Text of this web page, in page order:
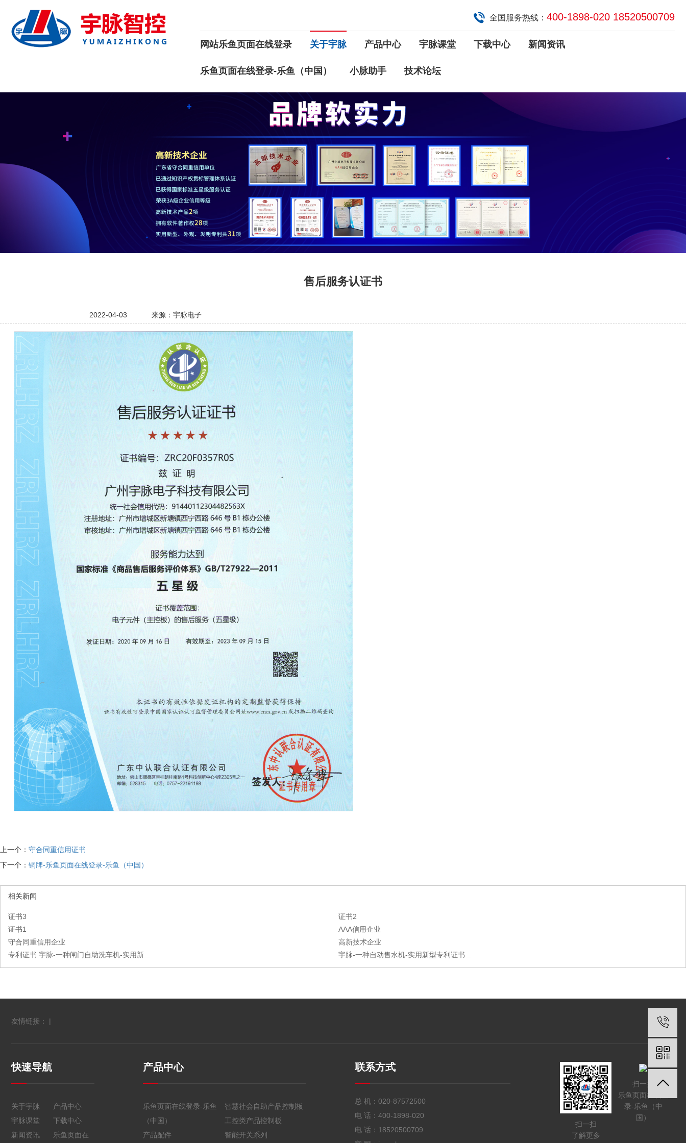
全国服务热线： 400-1898-020 18520500709
网站乐鱼页面在线登录 关于宇脉 产品中心 宇脉课堂 下载中心 新闻资讯
乐鱼页面在线登录-乐鱼（中国） 小脉助手 技术论坛
售后服务认证书
2022-04-03 来源：宇脉电子
上一个： 守合同重信用证书
下一个： 铜牌-乐鱼页面在线登录-乐鱼（中国）
相关新闻
证书3
证书2
证书1
AAA信用企业
守合同重信用企业
高新技术企业
专利证书 宇脉-一种闸门自助洗车机-实用新...
宇脉-一种自动售水机-实用新型专利证书...
友情链接： |
快速导航
关于宇脉
产品中心
宇脉课堂
下载中心
新闻资讯
乐鱼页面在
产品中心
乐鱼页面在线登录-乐鱼
（中国）
智慧社会自助产品控制板
工控类产品控制板
产品配件
智能开关系列
联系方式
总 机： 020-87572500
电 话： 400-1898-020
电 话： 18520500709
扫一扫
了解更多
扫一扫
乐鱼页面在线登
录-乐鱼（中
国）